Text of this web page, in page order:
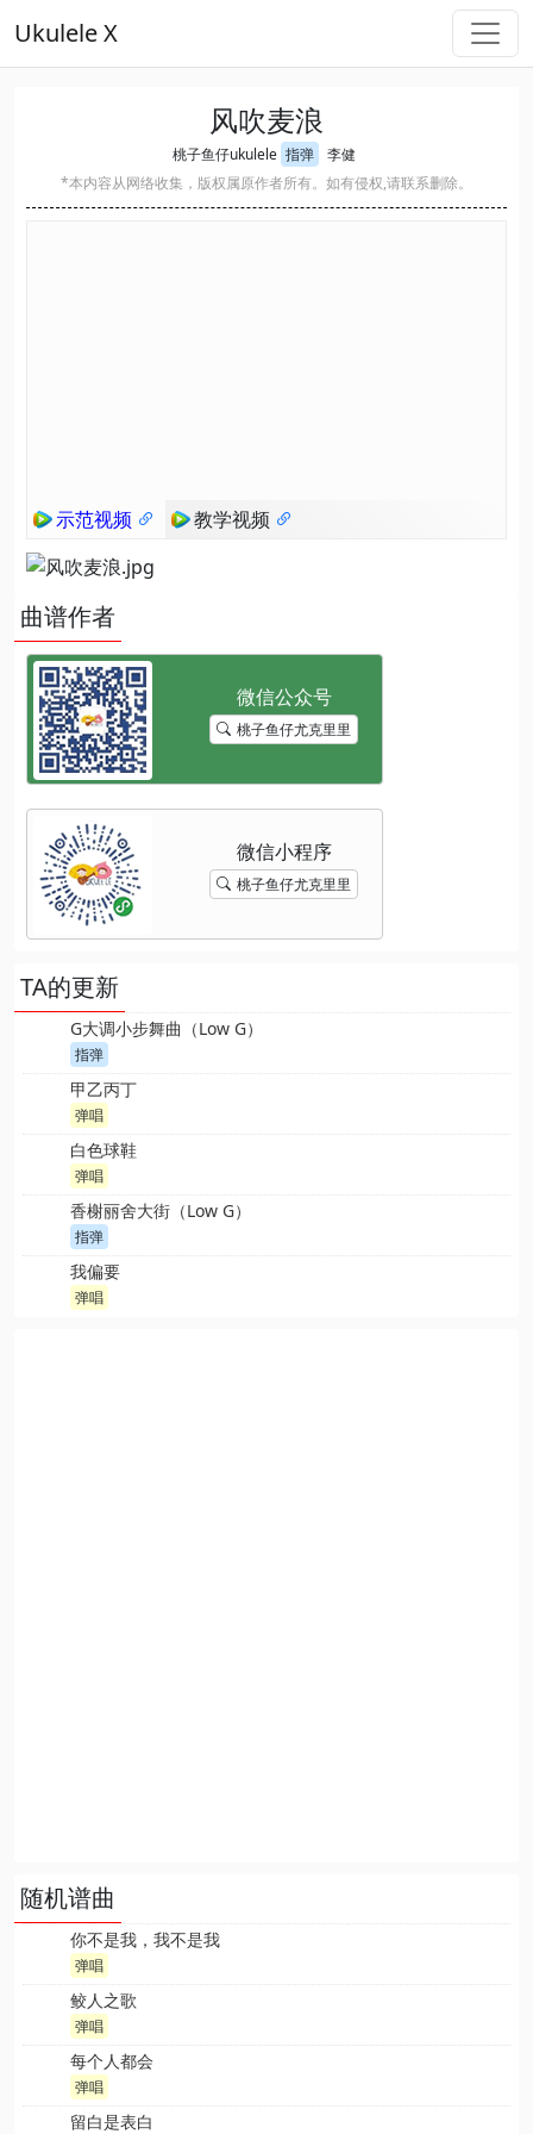
Ukulele X
风吹麦浪
桃子鱼仔ukulele 指弹
李健
*本内容从网络收集，版权属原作者所有。如有侵权,请联系删除。
示范视频 教学视频
曲谱作者
桃子鱼仔尤克里里
桃子鱼仔尤克里里
TA的更新
G大调小步舞曲（Low G）
指弹
甲乙丙丁
弹唱
白色球鞋
弹唱
香榭丽舍大街（Low G）
指弹
我偏要
弹唱
随机谱曲
你不是我，我不是我
弹唱
鲛人之歌
弹唱
每个人都会
弹唱
留白是表白